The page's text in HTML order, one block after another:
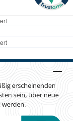
erscheinenden
sein, über neue